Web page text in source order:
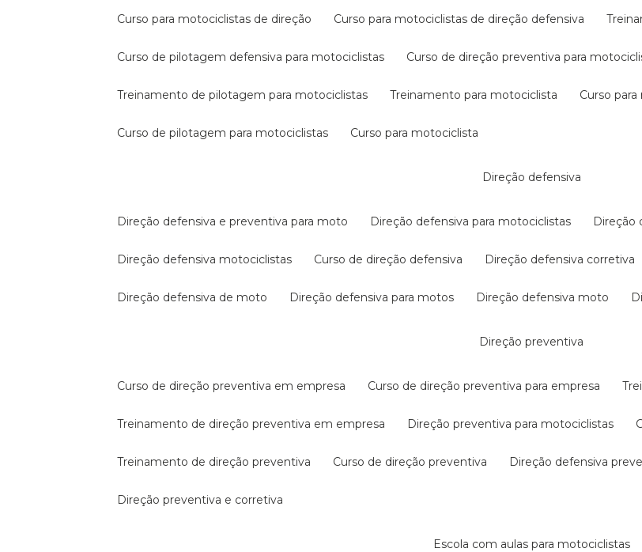
curso para motociclistas de direção curso para motociclistas de direção defensiva
curso de pilotagem defensiva para motociclistas curso de direção preventiva para
treinamento de pilotagem para motociclistas treinamento para motociclista curso
curso de pilotagem para motociclistas curso para motociclista
direção defensiva
direção defensiva e preventiva para moto direção defensiva para motociclistas
direção defensiva motociclistas curso de direção defensiva direção defensiva corretiva
direção defensiva de moto direção defensiva para motos direção defensiva moto
direção preventiva
curso de direção preventiva em empresa curso de direção preventiva para empresa
treinamento de direção preventiva em empresa direção preventiva para motociclistas
treinamento de direção preventiva curso de direção preventiva direção defensiva
direção preventiva e corretiva
escola com aulas para motociclistas